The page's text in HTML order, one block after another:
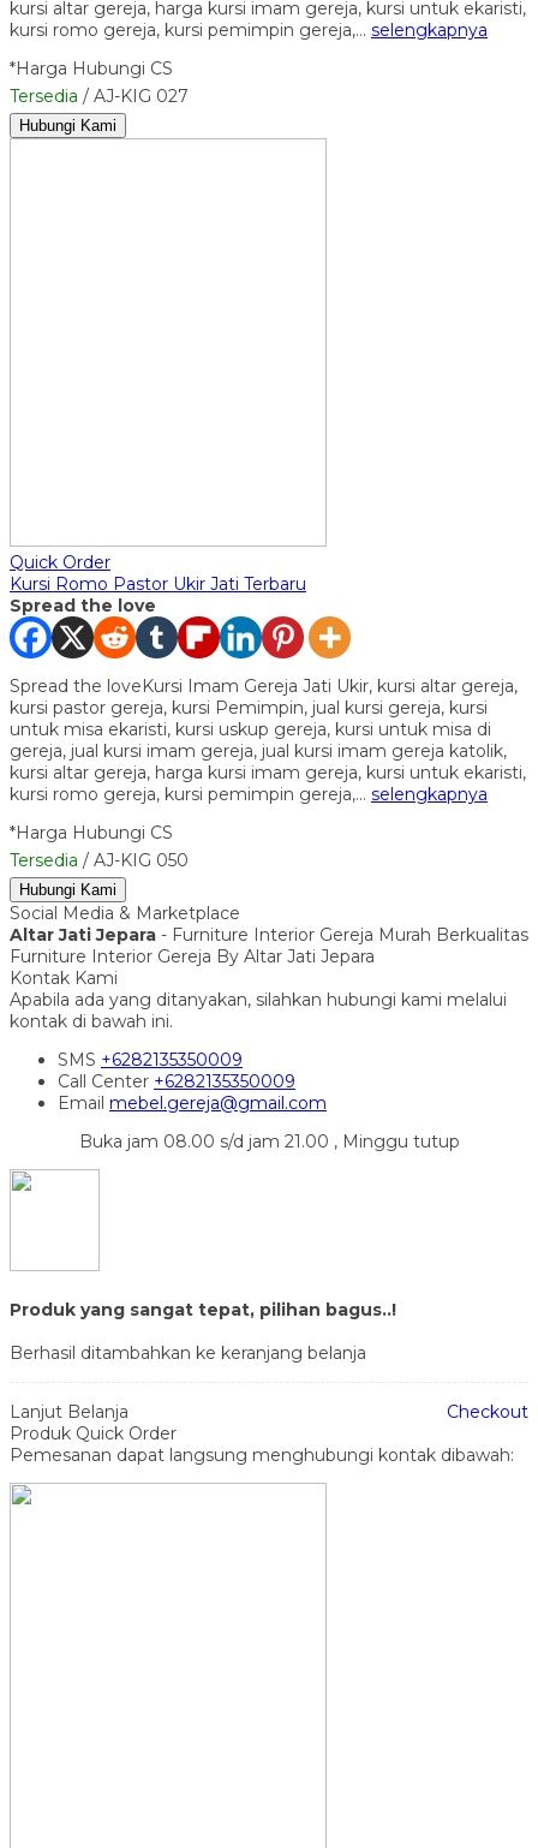
kursi altar gereja, harga kursi imam gereja, kursi untuk ekaristi,
kursi romo gereja, kursi pemimpin gereja,… selengkapnya
*Harga Hubungi CS
Tersedia / AJ-KIG 027
Hubungi Kami
Quick Order
Kursi Romo Pastor Ukir Jati Terbaru
Spread the love
Spread the loveKursi Imam Gereja Jati Ukir, kursi altar gereja,
kursi pastor gereja, kursi Pemimpin, jual kursi gereja, kursi
untuk misa ekaristi, kursi uskup gereja, kursi untuk misa di
gereja, jual kursi imam gereja, jual kursi imam gereja katolik,
kursi altar gereja, harga kursi imam gereja, kursi untuk ekaristi,
kursi romo gereja, kursi pemimpin gereja,… selengkapnya
*Harga Hubungi CS
Tersedia / AJ-KIG 050
Hubungi Kami
Social Media & Marketplace
Altar Jati Jepara - Furniture Interior Gereja Murah Berkualitas
Furniture Interior Gereja By Altar Jati Jepara
Kontak Kami
Apabila ada yang ditanyakan, silahkan hubungi kami melalui
kontak di bawah ini.
SMS +6282135350009
Call Center +6282135350009
Email mebel.gereja@gmail.com
Buka jam 08.00 s/d jam 21.00 , Minggu tutup
Produk yang sangat tepat, pilihan bagus..!
Berhasil ditambahkan ke keranjang belanja
Lanjut Belanja
Checkout
Produk Quick Order
Pemesanan dapat langsung menghubungi kontak dibawah: